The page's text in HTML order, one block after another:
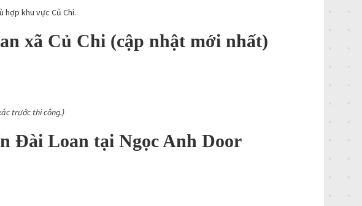
hợp khu vực Củ Chi.
xã Củ Chi (cập nhật mới nhất)
trước thi công.)
Đài Loan tại Ngọc Anh Door